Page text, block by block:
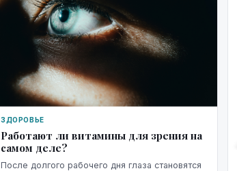
ЗДОРОВЬЕ
Работают ли витамины для зрения на
самом деле?
После долгого рабочего дня глаза становятся